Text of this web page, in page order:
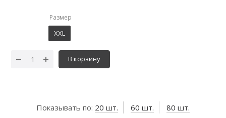
Размер
XXL
В корзину
Показывать по: 20 шт. 60 шт. 80 шт.